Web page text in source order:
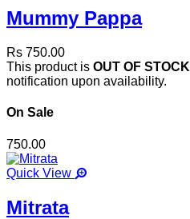
Mummy Pappa
Rs 750.00
This product is OUT OF STOCK
notification upon availability.
On Sale
750.00
Quick View
Mitrata